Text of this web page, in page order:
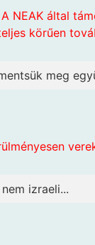
NEAK által
körűen
meg
izraeli...